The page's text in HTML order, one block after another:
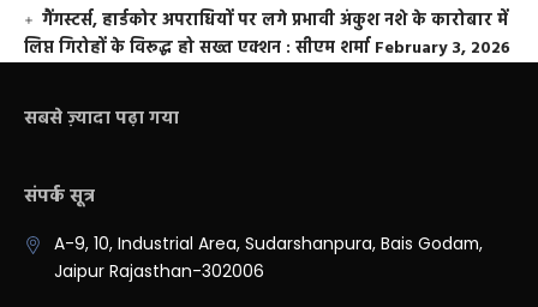
गैंगस्टर्स, हार्डकोर अपराधियों पर लगे प्रभावी अंकुश नशे के कारोबार में
लिप्त गिरोहों के विरूद्ध हो सख्त एक्शन : सीएम शर्मा February 3, 2026
सबसे ज़्यादा पढ़ा गया
संपर्क सूत्र
A-9, 10, Industrial Area, Sudarshanpura, Bais Godam,
Jaipur Rajasthan-302006